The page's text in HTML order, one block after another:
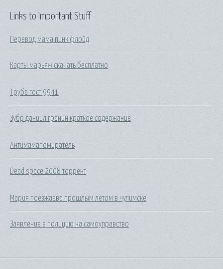
Links to Important Stuff
Перевод мама пинк флойд
Карты марьяж скачать бесплатно
Труба гост 9941
Зубр даниил гранин краткое содержание
Антимамапомиратель
Dead space 2008 торрент
Мария поезжаева прошлым летом в чулимске
Заявление в полицию на самоуправство